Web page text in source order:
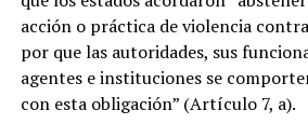
acción o práctica de violencia
por que las autoridades, sus
agentes e instituciones se
con esta obligación” (Artículo 7, a).